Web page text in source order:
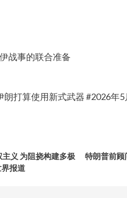
战事的联合准备
打算使用新式武器 #2026年
义 为阻挠构建多极
界报道
特朗普前顾